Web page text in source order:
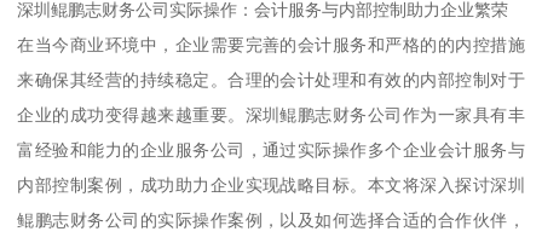
深圳鲲鹏志财务公司实际操作：会计服务与内部控制助力企业繁荣
在当今商业环境中，企业需要完善的会计服务和严格的的内控措施
来确保其经营的持续稳定。合理的会计处理和有效的内部控制对于
企业的成功变得越来越重要。深圳鲲鹏志财务公司作为一家具有丰
富经验和能力的企业服务公司，通过实际操作多个企业会计服务与
内部控制案例，成功助力企业实现战略目标。本文将深入探讨深圳
鲲鹏志财务公司的实际操作案例，以及如何选择合适的合作伙伴，